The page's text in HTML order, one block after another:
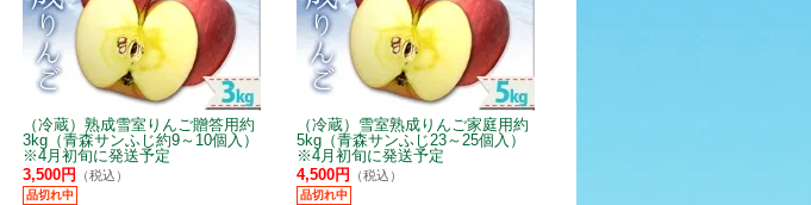
（冷蔵）熟成雪室りんご贈答用約
3kg（青森サンふじ約9～10個入）
※4月初旬に発送予定
3,500円
（税込）
品切れ中
（冷蔵）雪室熟成りんご家庭用約
5kg（青森サンふじ23～25個入）
※4月初旬に発送予定
4,500円
（税込）
品切れ中